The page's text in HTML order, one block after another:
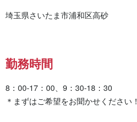
埼玉県さいたま市浦和区高砂
勤務時間
8：00-17：00、9：30-18：30
＊まずはご希望をお聞かせください！